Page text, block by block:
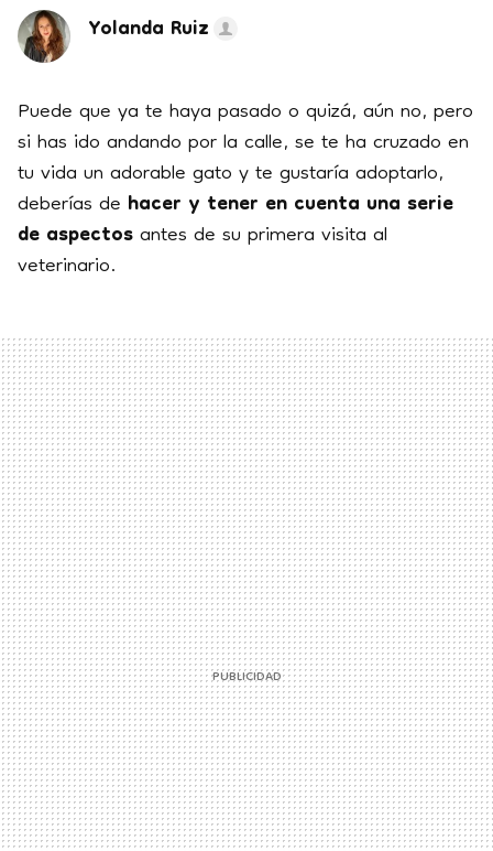
Yolanda Ruiz
Puede que ya te haya pasado o quizá, aún no, pero
si has ido andando por la calle, se te ha cruzado en
tu vida un adorable gato y te gustaría adoptarlo,
deberías dehacer y tener en cuenta una serie
de aspectosantes de su primera visita al
veterinario.